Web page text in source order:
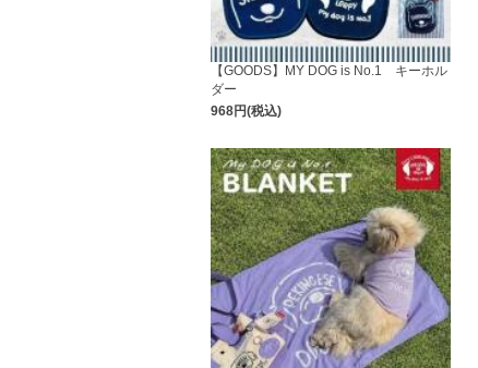
【GOODS】MY DOG is No.1 キーホル
ダー
968円(税込)